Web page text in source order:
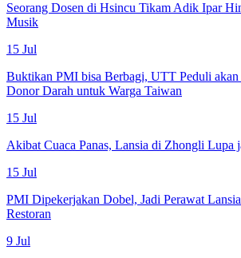
Seorang Dosen di Hsincu Tikam Adik Ipar
Musik
15 Jul
Buktikan PMI bisa Berbagi, UTT Peduli
Donor Darah untuk Warga Taiwan
15 Jul
Akibat Cuaca Panas, Lansia di Zhongli Lupa
15 Jul
PMI Dipekerjakan Dobel, Jadi Perawat
Restoran
9 Jul